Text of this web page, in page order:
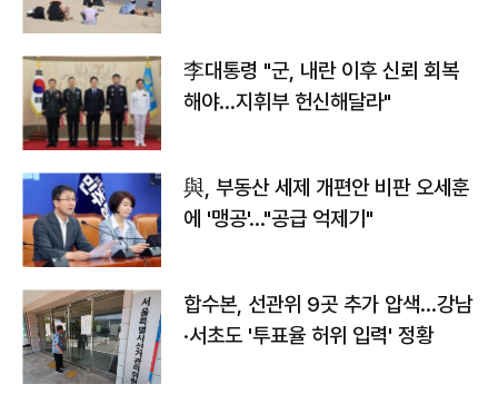
李대통령 "군, 내란 이후 신뢰 회복
해야…지휘부 헌신해달라"
與, 부동산 세제 개편안 비판 오세훈
에 '맹공'…"공급 억제기"
합수본, 선관위 9곳 추가 압색…강남
·서초도 '투표율 허위 입력' 정황